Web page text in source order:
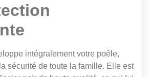
intégralement votre poêle,
sécurité de toute la famille. Elle est